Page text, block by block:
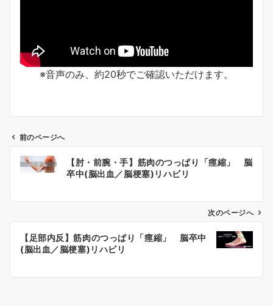
※音声のみ、約20秒でご確認いただけます。
ナ
ビ
ゲ
前のページへ
【肘・前腕・手】筋肉のつっぱり「痙縮」 脳
卒中(脳出血／脳梗塞)リハビリ
次のページへ
【足部内反】筋肉のつっぱり「痙縮」 脳卒中
(脳出血／脳梗塞)リハビリ